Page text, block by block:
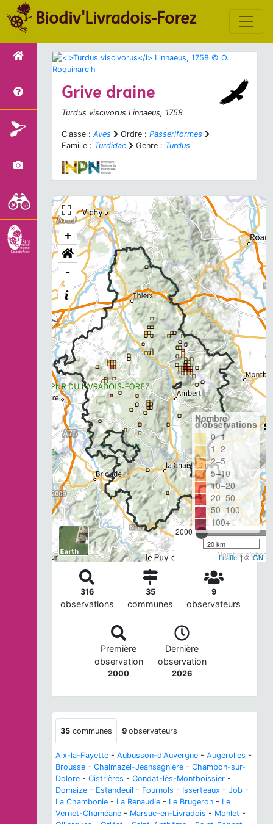
Biodiv'Livradois-Forez
Grive draine
Turdus viscivorus Linnaeus, 1758
Classe : Aves Ordre : Passeriformes
Famille : Turdidae Genre : Turdus
+
-
2000
Nombre
Nombre
d'observations
0–1
1–2
2–5
5–10
10–20
20–50
50–100
100+
20 km
Leaflet| ©IGN
316
observations
35
communes
9
observateurs
Première
observation
2000
Dernière
observation
2026
35 communes 9 observateurs
Aix-la-Fayette - Aubusson-d'Auvergne - Augerolles -
Brousse - Chalmazel-Jeansagnière - Chambon-sur-
Dolore - Cistrières - Condat-lès-Montboissier -
Domaize - Estandeuil - Fournols - Isserteaux - Job -
La Chambonie - La Renaudie - Le Brugeron - Le
Vernet-Chaméane - Marsac-en-Livradois - Monlet -